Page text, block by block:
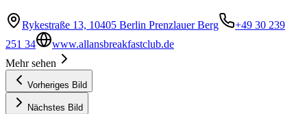
Rykestraße 13, 10405 Berlin Prenzlauer Berg
+49 30 239
251 34
www.allansbreakfastclub.de
Mehr sehen
Vorheriges Bild
Nächstes Bild